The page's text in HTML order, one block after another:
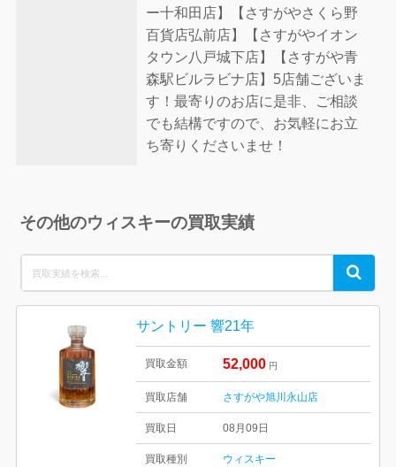
ー十和田店】【さすがやさくら野
百貨店弘前店】【さすがやイオン
タウン八戸城下店】【さすがや青
森駅ビルラビナ店】5店舗ございま
す！最寄りのお店に是非、ご相談
でも結構ですので、お気軽にお立
ち寄りくださいませ！
その他のウィスキーの買取実績
for:
Search
サントリー 響21年
買取金額 52,000 円
買取店舗 さすがや旭川永山店
買取日 08月09日
買取種別 ウィスキー